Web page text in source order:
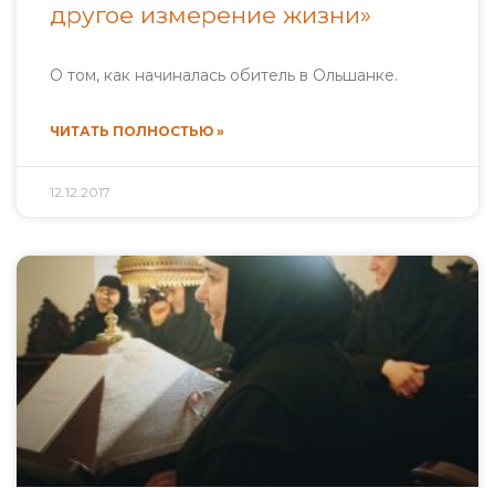
другое измерение жизни»
О том, как начиналась обитель в Ольшанке.
ЧИТАТЬ ПОЛНОСТЬЮ »
12.12.2017